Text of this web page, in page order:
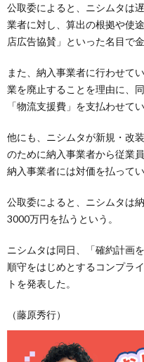
公取委によると、ニシムタは
業者に対し、算出の根拠や使
店広告協賛」といった名目で
また、納入事業者に行わせて
業を廃止することを理由に、
「物流支援費」を支払わせてい
他にも、ニシムタが新規・改
のために納入事業者から従業
納入事業者には対価を払ってい
公取委によると、ニシムタは
3000万円を払うという。
ニシムタは同日、「確約計画
順守をはじめとするコンプラ
トを発表した。
（藤原秀行）